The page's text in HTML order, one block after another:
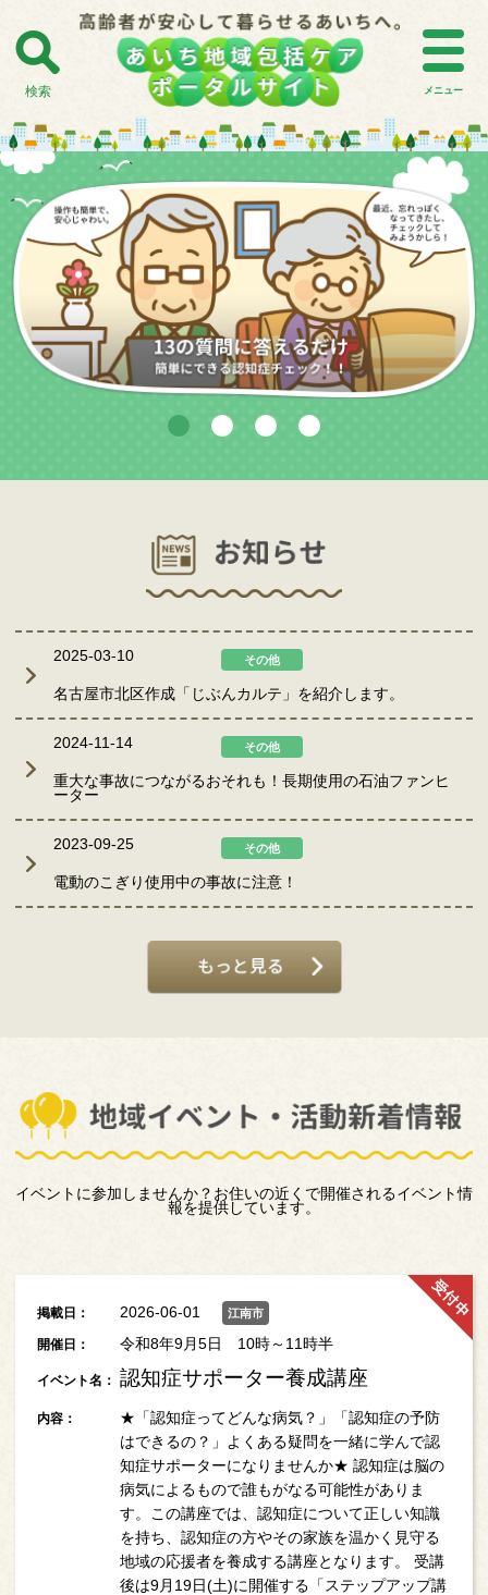
検索 メニュー
2025-03-10 その他
名古屋市北区作成「じぶんカルテ」を紹介します。
2024-11-14 その他
重大な事故につながるおそれも！長期使用の石油ファンヒ
ーター
2023-09-25 その他
電動のこぎり使用中の事故に注意！
イベントに参加しませんか？お住いの近くで開催されるイベント情
報を提供しています。
掲載日： 2026-06-01 江南市
開催日： 令和8年9月5日 10時～11時半
イベント名： 認知症サポーター養成講座
内容：
★「認知症ってどんな病気？」「認知症の予防
はできるの？」よくある疑問を一緒に学んで認
知症サポーターになりませんか★ 認知症は脳の
病気によるもので誰もがなる可能性がありま
す。この講座では、認知症について正しい知識
を持ち、認知症の方やその家族を温かく見守る
地域の応援者を養成する講座となります。 受講
後は9月19日(土)に開催する「ステップアップ講